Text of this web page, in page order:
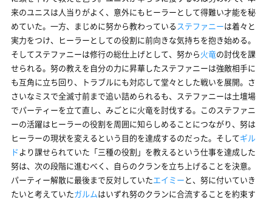
来のユニスは人当りがよく、意外にもヒーラーとして得難い才能を秘
めていた。一方、まじめに努から教わっている ステファニーは着々と
実力をつけ、ヒーラーとしての役割に前向きな気持ちを抱き始める。
そしてステファニーは修行の総仕上げとして、努から火竜の討伐を課
せられる。努の教えを自分の力に昇華したステファニーは強敵相手に
も互角に立ち回り、トラブルにも対応して堂々とした戦いを展開。さ
さいなミスで全滅寸前まで追い詰められるも、ステファニーは土壇場
でパーティーを立て直し、みごとに火竜を討伐する。このステファニ
ーの活躍はヒーラーの役割を周囲に知らしめることにつながり、努は
ヒーラーの現状を変えるという目的を達成するのだった。そしてギル
ドより課せられていた「三種の役割」を教えるという仕事を達成した
努は、次の段階に進むべく、自らのクランを立ち上げることを決意。
パーティー解散に最後まで反対していたエイミーと、努に付いていき
たいと考えていたガルムはいずれ努のクランに合流することを約束す